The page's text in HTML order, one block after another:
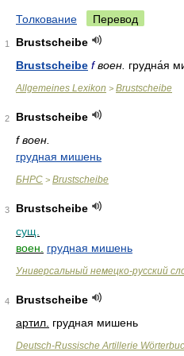
Толкование Перевод
1
Brustscheibe
Brustscheibe f воен. грудна́я
Allgemeines Lexikon > Brustscheibe
2
Brustscheibe
f воен.
грудная мишень
БНРС > Brustscheibe
3
Brustscheibe
сущ.
воен.
грудная мишень
Универсальный немецко-русский
4
Brustscheibe
артил. грудная мишень
Deutsch-Russische Artillerie